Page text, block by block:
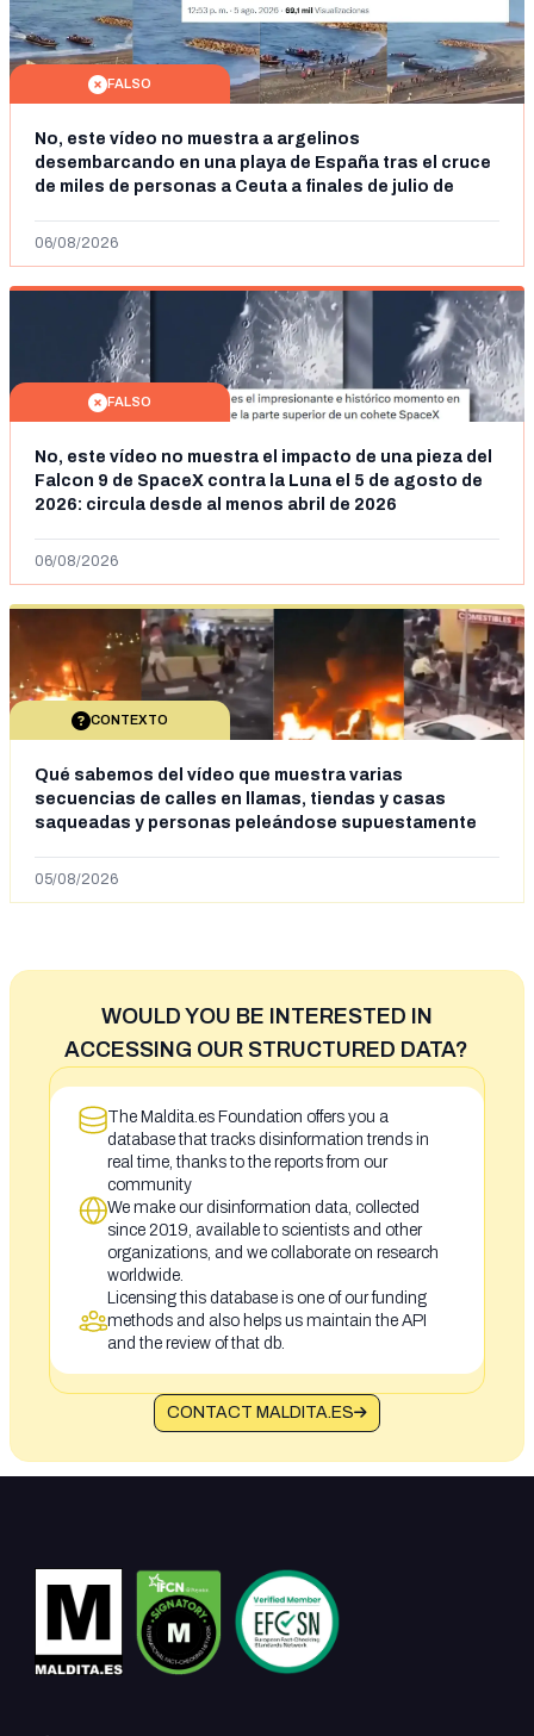
FALSO
No, este vídeo no muestra a argelinos
desembarcando en una playa de España tras el cruce
de miles de personas a Ceuta a finales de julio de
06/08/2026
FALSO
No, este vídeo no muestra el impacto de una pieza del
Falcon 9 de SpaceX contra la Luna el 5 de agosto de
2026: circula desde al menos abril de 2026
06/08/2026
CONTEXTO
Qué sabemos del vídeo que muestra varias
secuencias de calles en llamas, tiendas y casas
saqueadas y personas peleándose supuestamente
situación irregular a Ceuta
05/08/2026
WOULD YOU BE INTERESTED IN
ACCESSING OUR STRUCTURED DATA?
The Maldita.es Foundation offers you a
database that tracks disinformation trends in
real time, thanks to the reports from our
community
We make our disinformation data, collected
since 2019, available to scientists and other
organizations, and we collaborate on research
worldwide.
Licensing this database is one of our funding
methods and also helps us maintain the API
and the review of that db.
CONTACT MALDITA.ES